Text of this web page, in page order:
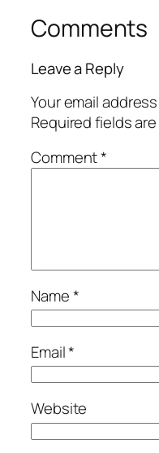
Comments
Leave a Reply
Your email
Required fields
Comment*
Name*
Email*
Website